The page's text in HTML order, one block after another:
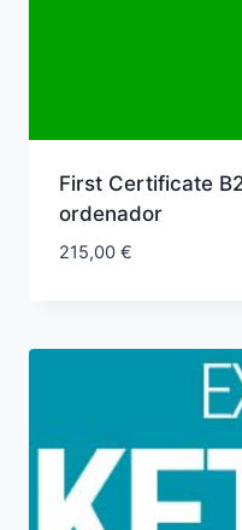
First Certificate
ordenador
215,00 €